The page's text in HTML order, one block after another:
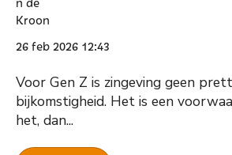
26 feb 2026 12:43
Voor Gen Z is zingeving geen
bijkomstigheid. Het is een
het, dan...